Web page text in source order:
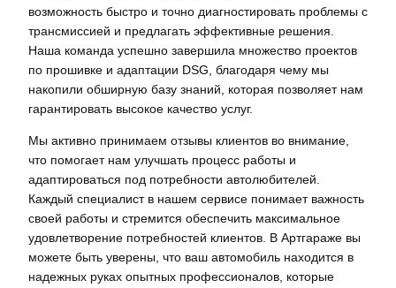
возможность быстро и точно диагностировать проблемы с
трансмиссией и предлагать эффективные решения.
Наша команда успешно завершила множество проектов
по прошивке и адаптации DSG, благодаря чему мы
накопили обширную базу знаний, которая позволяет нам
гарантировать высокое качество услуг.
Мы активно принимаем отзывы клиентов во внимание,
что помогает нам улучшать процесс работы и
адаптироваться под потребности автолюбителей.
Каждый специалист в нашем сервисе понимает важность
своей работы и стремится обеспечить максимальное
удовлетворение потребностей клиентов. В Артгараже вы
можете быть уверены, что ваш автомобиль находится в
надежных руках опытных профессионалов, которые